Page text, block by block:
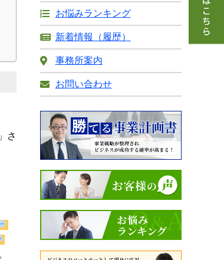
」さ
お悩みランキング
新着情報（履歴）
事務所案内
お問い合わせ